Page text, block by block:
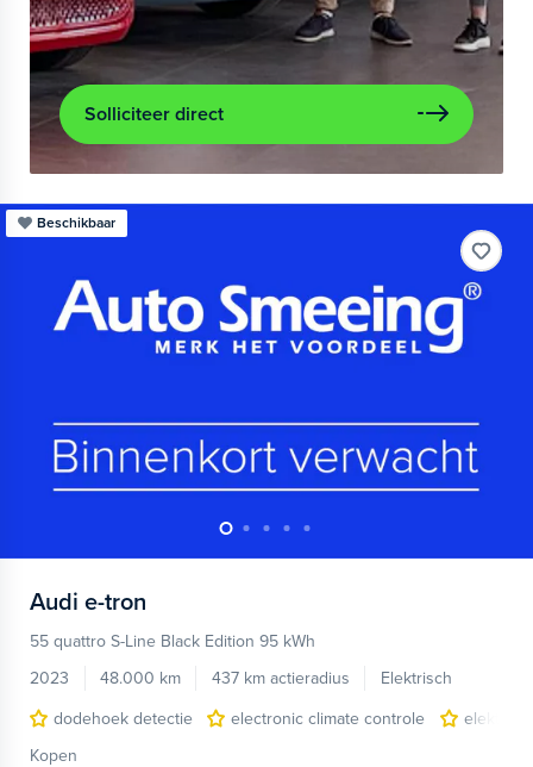
Solliciteer direct
Beschikbaar
Audi e-tron
55 quattro S-Line Black Edition 95 kWh
2023
48.000 km 437 km actieradius
Elektrisch
dodehoek detectie
electronic climate controle
Kopen